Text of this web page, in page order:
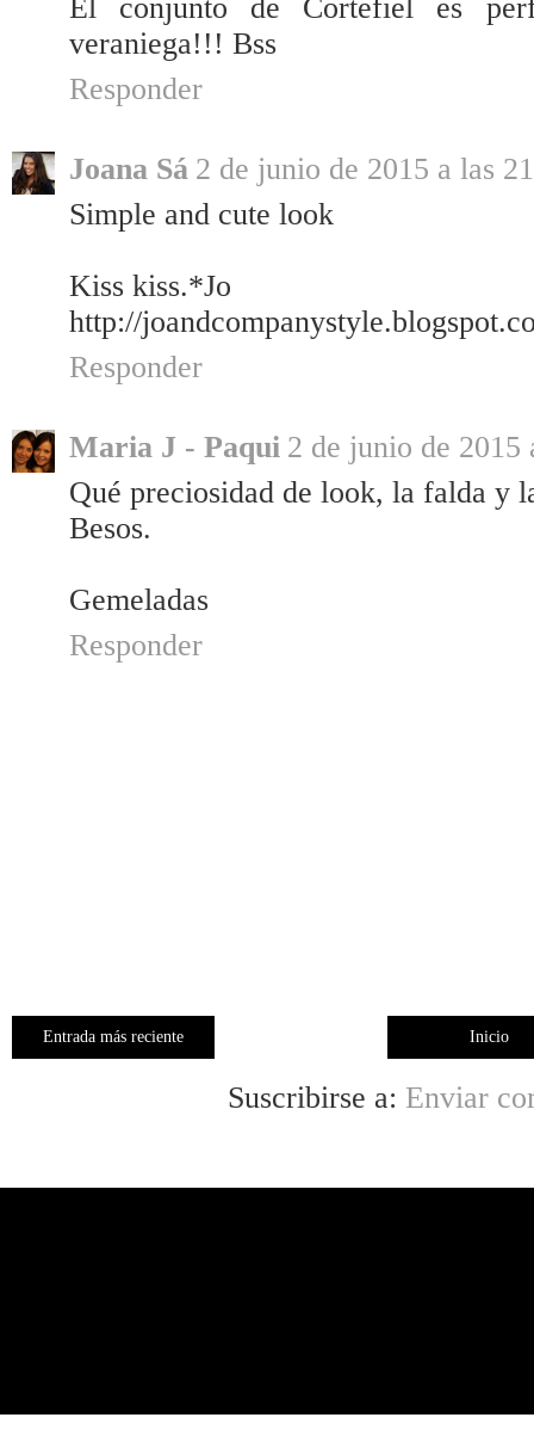
El conjunto de Cortefiel es
veraniega!!! Bss
Responder
Joana Sá 2 de junio de 2015 a las
Simple and cute look
Kiss kiss.*Jo
http://
Responder
Maria J - Paqui 2 de junio de 2015
Qué preciosidad de look, la falda y
Besos.
Gemeladas
Responder
Entrada más reciente Inicio
Suscribirse a: Enviar